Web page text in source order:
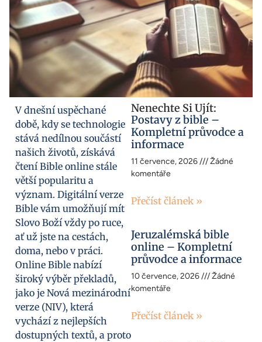
V dnešní uspěchané
době, kdy se technologie
stává nedílnou součástí
našich životů, získává
čtení Bible online stále
větší popularitu a
význam. Digitální verze
Bible vám umožňují mít
Slovo Boží vždy po ruce,
ať už jste na cestách,
doma, nebo v práci.
Online Bible nabízí
široký výběr překladů,
jako je Nová mezinárodní
verze (NIV), která
vychází z nejlepších
dostupných textů, a proto
Nenechte Si Ujít:
Postavy z bible –
Kompletní průvodce a
informace
11 července, 2026
Žádné
komentáře
Přečíst článek »
Jeruzalémská bible
online – Kompletní
průvodce a informace
10 července, 2026
Žádné
komentáře
Přečíst článek »